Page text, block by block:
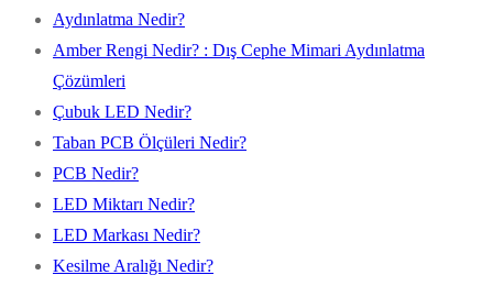
Aydınlatma Nedir?
Amber Rengi Nedir? : Dış Cephe Mimari Aydınlatma
Çözümleri
Çubuk LED Nedir?
Taban PCB Ölçüleri Nedir?
PCB Nedir?
LED Miktarı Nedir?
LED Markası Nedir?
Kesilme Aralığı Nedir?